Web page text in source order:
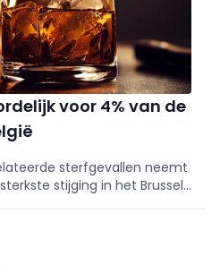
voor 4% van de
sterfgevallen neemt
stijging in het Brussels